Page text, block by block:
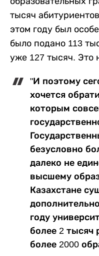
тысяч
этом году был
было подано 113
уже 127 тысяч. Это
"И поэтому
хочется
которым
безусловно
далеко не
высшему
Казахстане
году
более 2 тысяч
более 2000